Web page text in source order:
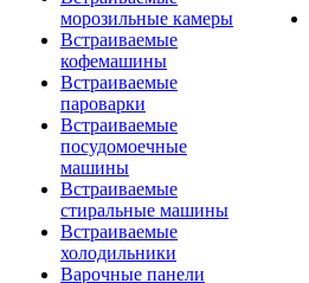
морозильные камеры
Встраиваемые
кофемашины
Встраиваемые
пароварки
Встраиваемые
посудомоечные
машины
Встраиваемые
стиральные машины
Встраиваемые
холодильники
Варочные панели